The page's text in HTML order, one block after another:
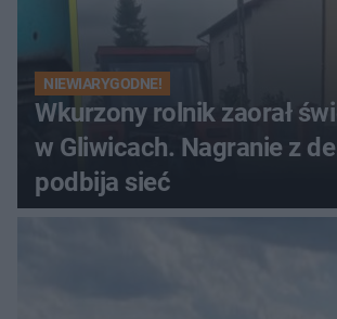
NIEWIARYGODNE!
Wkurzony rolnik zaorał
w Gliwicach. Nagranie z
podbija sieć